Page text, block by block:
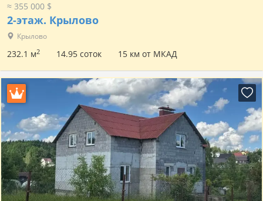
≈ 355 000 $
2-этаж. Крылово
Крылово
232.1 м2 14.95 соток 15 км от МКАД